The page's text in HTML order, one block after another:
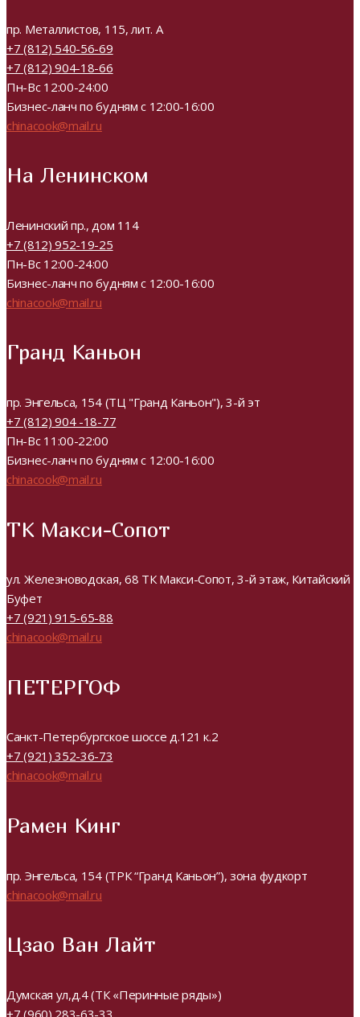
пр. Металлистов, 115, лит. А
+7 (812) 540-56-69
+7 (812) 904-18-66
Пн-Вс 12:00-24:00
Бизнес-ланч по будням с 12:00-16:00
chinacook@mail.ru
На Ленинском
Ленинский пр., дом 114
+7 (812) 952-19-25
Пн-Вс 12:00-24:00
Бизнес-ланч по будням с 12:00-16:00
chinacook@mail.ru
Гранд Каньон
пр. Энгельса, 154 (ТЦ "Гранд Каньон"), 3-й эт
+7 (812) 904 -18-77
Пн-Вс 11:00-22:00
Бизнес-ланч по будням с 12:00-16:00
chinacook@mail.ru
ТК Макси-Сопот
ул. Железноводская, 68 ТК Макси-Сопот, 3-й этаж, Китайский
Буфет
+7 (921) 915-65-88
chinacook@mail.ru
ПЕТЕРГОФ
Санкт-Петербургское шоссе д.121 к.2
+7 (921) 352-36-73
chinacook@mail.ru
Рамен Кинг
пр. Энгельса, 154 (ТРК “Гранд Каньон”), зона фудкорт
chinacook@mail.ru
Цзао Ван Лайт
Думская ул,д.4 (ТК «Перинные ряды»)
+7 (960) 283-63-33